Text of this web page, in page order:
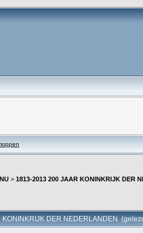
> 1813-2013 200 JAAR KONINKRIJK DER
KONINKRIJK DER NEDERLANDEN